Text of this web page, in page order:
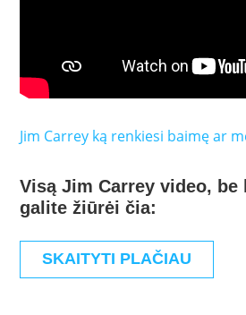
Jim Carrey ką renkiesi baimę ar
Visą Jim Carrey video,
galite žiūrėi čia:
SKAITYTI PLAČIAU